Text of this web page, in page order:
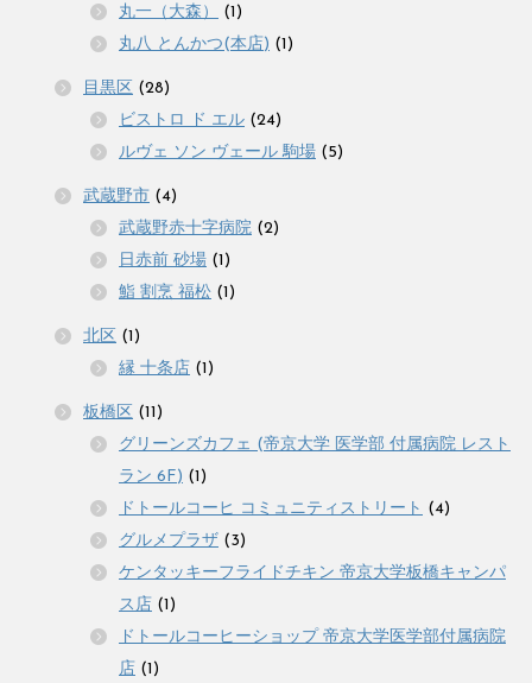
丸一（大森）
(1)
丸八 とんかつ(本店) (1)
目黒区 (28)
ビストロ ド エル (24)
ルヴェ ソン ヴェール 駒場 (5)
武蔵野市 (4)
武蔵野赤十字病院 (2)
日赤前 砂場 (1)
鮨 割烹 福松 (1)
北区 (1)
縁 十条店 (1)
板橋区 (11)
グリーンズカフェ (帝京大学 医学部 付属病院 レスト
ラン 6F) (1)
ドトールコーヒ コミュニティストリート (4)
グルメプラザ (3)
ケンタッキーフライドチキン 帝京大学板橋キャンパ
ス店 (1)
ドトールコーヒーショップ 帝京大学医学部付属病院
店 (1)